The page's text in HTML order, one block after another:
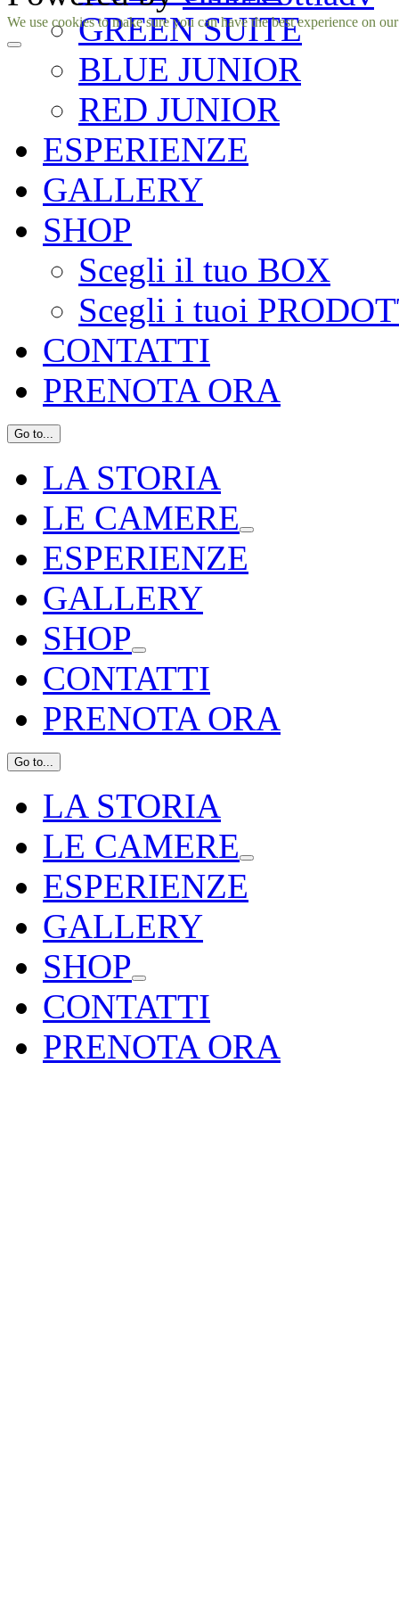
GREEN SUITE
BLUE JUNIOR
RED JUNIOR
ESPERIENZE
GALLERY
SHOP
Scegli il tuo BOX
Scegli i tuoi
CONTATTI
PRENOTA ORA
Go to...
LA STORIA
LE CAMERE
ESPERIENZE
GALLERY
SHOP
CONTATTI
PRENOTA ORA
Go to...
LA STORIA
LE CAMERE
ESPERIENZE
GALLERY
SHOP
CONTATTI
PRENOTA ORA
Facebook
Instagram
We use cookies to make sure you can have the best experience on